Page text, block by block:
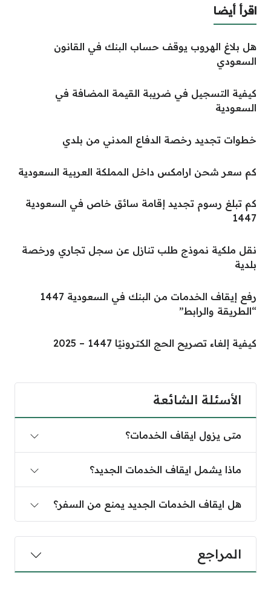
اقرأ أيضا
هل بلاغ الهروب يوقف حساب البنك في القانون
السعودي
كيفية التسجيل في ضريبة القيمة المضافة في
السعودية
خطوات تجديد رخصة الدفاع المدني من بلدي
كم سعر شحن ارامكس داخل المملكة العربية السعودية
كم تبلغ رسوم تجديد إقامة سائق خاص في السعودية
1447
نقل ملكية نموذج طلب تنازل عن سجل تجاري ورخصة
بلدية
رفع إيقاف الخدمات من البنك في السعودية 1447
“الطريقة والرابط”
كيفية إلغاء تصريح الحج الكترونيًا 1447 – 2025
الأسئلة الشائعة
متى يزول ايقاف الخدمات؟
ماذا يشمل ايقاف الخدمات الجديد؟
هل ايقاف الخدمات الجديد يمنع من السفر؟
المراجع